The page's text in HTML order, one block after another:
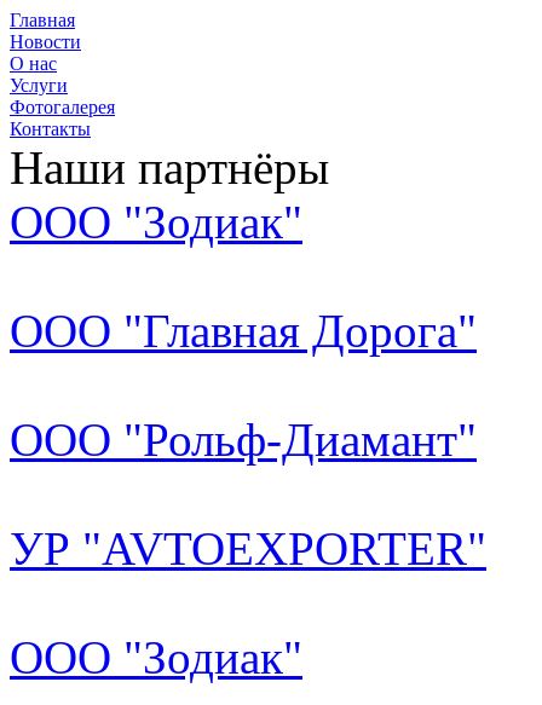
Главная
Новости
О нас
Услуги
Фотогалерея
Контакты
Наши партнёры
ООО "Зодиак"
ООО "Главная Дорога"
ООО "Рольф-Диамант"
УР "AVTOEXPORTER"
ООО "Зодиак"